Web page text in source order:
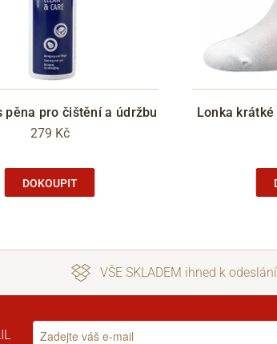
pěna pro čištění a údržbu
279 Kč
DOKOUPIT
Lonka
VŠE SKLADEM ihned k odeslání